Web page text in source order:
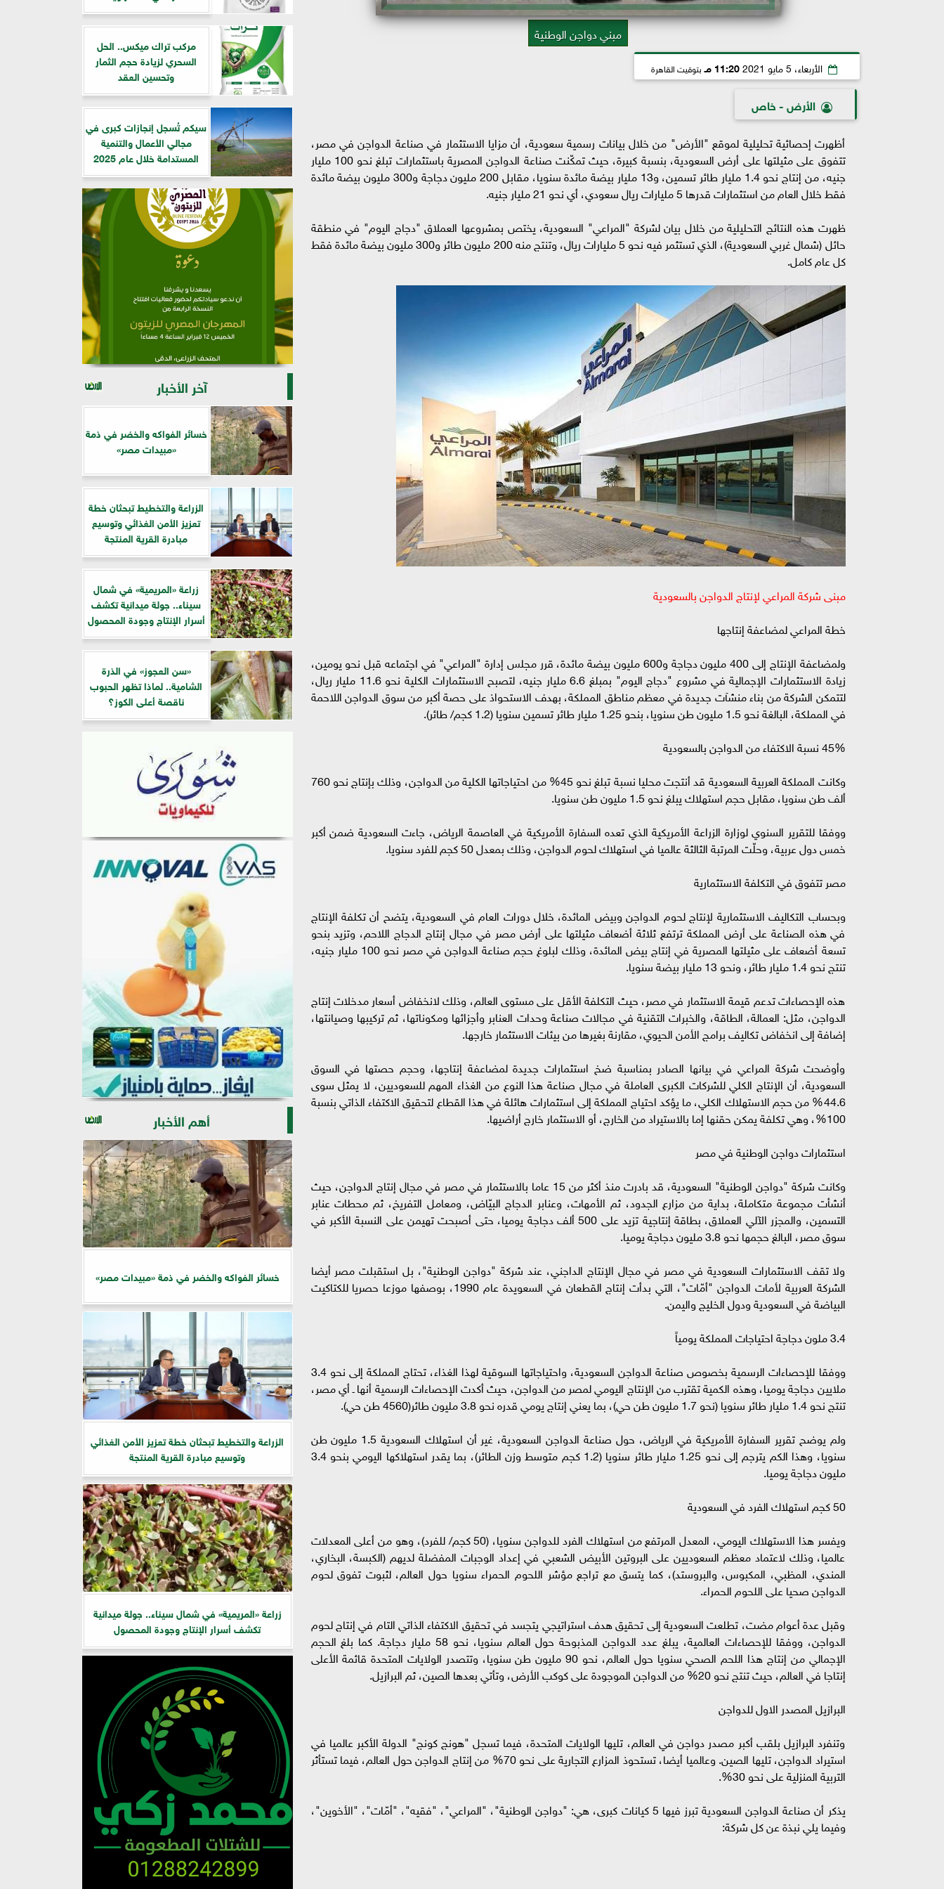
مبني دواجن الوطنية
الأربعاء، 5 مايو 2021 11:20 مـ بتوقيت القاهرة
الأرض - خاص
أظهرت إحصائية تحليلية لموقع "الأرض" من خلال بيانات رسمية سعودية، أن مزايا الاستثمار في صناعة الدواجن في مصر،
تتفوق على مثيلتها على أرض السعودية، بنسبة كبيرة، حيث تمكّنت صناعة الدواجن المصرية باستثمارات تبلغ نحو 100 مليار
جنيه، من إنتاج نحو 1.4 مليار طائر تسمين، و13 مليار بيضة مائدة سنويا، مقابل 200 مليون دجاجة و300 مليون بيضة مائدة
فقط خلال العام من استثمارات قدرها 5 مليارات ريال سعودي، أي نحو 21 مليار جنيه.
ظهرت هذه النتائج التحليلية من خلال بيان لشركة "المراعي" السعودية، يختص بمشروعها العملاق "دجاج اليوم" في منطقة
حائل (شمال غربي السعودية)، الذي تستثمر فيه نحو 5 مليارات ريال، وتنتج منه 200 مليون طائر و300 مليون بيضة مائدة فقط
كل عام كامل.
مبنى شركة المراعي لإنتاج الدواجن بالسعودية
خطة المراعي لمضاعفة إنتاجها
ولمضاعفة الإنتاج إلى 400 مليون دجاجة و600 مليون بيضة مائدة، قرر مجلس إدارة "المراعي" في اجتماعه قبل نحو يومين،
زيادة الاستثمارات الإجمالية في مشروع "دجاج اليوم" بمبلغ 6.6 مليار جنيه، لتصبح الاستثمارات الكلية نحو 11.6 مليار ريال،
لتتمكن الشركة من بناء منشآت جديدة في معظم مناطق المملكة، بهدف الاستحواذ على حصة أكبر من سوق الدواجن اللاحمة
في المملكة، البالغة نحو 1.5 مليون طن سنويا، بنحو 1.25 مليار طائر تسمين سنويا (1.2 كجم/ طائر).
45% نسبة الاكتفاء من الدواجن بالسعودية
وكانت المملكة العربية السعودية قد أنتجت محليا نسبة تبلغ نحو 45% من احتياجاتها الكلية من الدواجن، وذلك بإنتاج نحو 760
ألف طن سنويا، مقابل حجم استهلاك يبلغ نحو 1.5 مليون طن سنويا.
ووفقا للتقرير السنوي لوزارة الزراعة الأمريكية الذي تعده السفارة الأمريكية في العاصمة الرياض، جاءت السعودية ضمن أكبر
خمس دول عربية، وحلّت المرتبة الثالثة عالميا في استهلاك لحوم الدواجن، وذلك بمعدل 50 كجم للفرد سنويا.
مصر تتفوق في التكلفة الاستثمارية
وبحساب التكاليف الاستثمارية لإنتاج لحوم الدواجن وبيض المائدة، خلال دورات العام في السعودية، يتضح أن تكلفة الإنتاج
في هذه الصناعة على أرض المملكة ترتفع ثلاثة أضعاف مثيلتها على أرض مصر في مجال إنتاج الدجاج اللاحم، وتزيد بنحو
تسعة أضعاف على مثيلتها المصرية في إنتاج بيض المائدة، وذلك لبلوغ حجم صناعة الدواجن في مصر نحو 100 مليار جنيه،
تنتج نحو 1.4 مليار طائر، ونحو 13 مليار بيضة سنويا.
هذه الإحصاءات تدعم قيمة الاستثمار في مصر، حيث التكلفة الأقل على مستوى العالم، وذلك لانخفاض أسعار مدخلات إنتاج
الدواجن، مثل: العمالة، الطاقة، والخبرات التقنية في مجالات صناعة وحدات العنابر وأجزائها ومكوناتها، ثم تركيبها وصيانتها،
إضافة إلى انخفاض تكاليف برامج الأمن الحيوي، مقارنة بغيرها من بيئات الاستثمار خارجها.
وأوضحت شركة المراعي في بيانها الصادر بمناسبة ضخ استثمارات جديدة لمضاعفة إنتاجها، وحجم حصتها في السوق
السعودية، أن الإنتاج الكلي للشركات الكبرى العاملة في مجال صناعة هذا النوع من الغذاء المهم للسعوديين، لا يمثل سوى
44.6% من حجم الاستهلاك الكلي، ما يؤكد احتياج المملكة إلى استثمارات هائلة في هذا القطاع لتحقيق الاكتفاء الذاتي بنسبة
100%، وهي تكلفة يمكن حقنها إما بالاستيراد من الخارج، أو الاستثمار خارج أراضيها.
استثمارات دواجن الوطنية في مصر
وكانت شركة "دواجن الوطنية" السعودية، قد بادرت منذ أكثر من 15 عاما بالاستثمار في مصر في مجال إنتاج الدواجن، حيث
أنشأت مجموعة متكاملة، بداية من مزارع الجدود، ثم الأمهات، وعنابر الدجاج البيّاض، ومعامل التفريخ، ثم محطات عنابر
التسمين، والمجزر الآلي العملاق، بطاقة إنتاجية تزيد على 500 ألف دجاجة يوميا، حتى أصبحت تهيمن على النسبة الأكبر في
سوق مصر، البالغ حجمها نحو 3.8 مليون دجاجة يوميا.
ولا تقف الاستثمارات السعودية في مصر في مجال الإنتاج الداجني، عند شركة "دواجن الوطنية"، بل استقبلت مصر أيضا
الشركة العربية لأمات الدواجن "أمّات"، التي بدأت إنتاج القطعان في السعويدة عام 1990، بوصفها موزعا حصريا للكتاكيت
البياضة في السعودية ودول الخليج واليمن.
3.4 ملون دجاجة احتياجات المملكة يومياً
ووفقا للإحصاءات الرسمية بخصوص صناعة الدواجن السعودية، واحتياجاتها السوقية لهذا الغذاء، تحتاج المملكة إلى نحو 3.4
ملايين دجاجة يوميا، وهذه الكمية تقترب من الإنتاج اليومي لمصر من الدواجن، حيث أكدت الإحصاءات الرسمية أنها ـ أي مصر،
تنتج نحو 1.4 مليار طائر سنويا (نحو 1.7 مليون طن حي)، بما يعني إنتاج يومي قدره نحو 3.8 مليون طائر(4560 طن حي).
ولم يوضح تقرير السفارة الأمريكية في الرياض، حول صناعة الدواجن السعودية، غير أن استهلاك السعودية 1.5 مليون طن
سنويا، وهذا الكم يترجم إلى نحو 1.25 مليار طائر سنويا (1.2 كجم متوسط وزن الطائر)، بما يقدر استهلاكها اليومي بنحو 3.4
مليون دجاجة يوميا.
50 كجم استهلاك الفرد في السعودية
ويفسر هذا الاستهلاك اليومي، المعدل المرتفع من استهلاك الفرد للدواجن سنويا، (50 كجم/ للفرد)، وهو من أعلى المعدلات
عالميا، وذلك لاعتماد معظم السعوديين على البروتين الأبيض الشعبي في إعداد الوجبات المفضلة لديهم (الكبسة، البخاري،
المندي، المظبي، المكبوس، والبروستد)، كما يتسق مع تراجع مؤشر اللحوم الحمراء سنويا حول العالم، لثبوت تفوق لحوم
الدواجن صحيا على اللحوم الحمراء.
وقبل عدة أعوام مضت، تطلعت السعودية إلى تحقيق هدف استراتيجي يتجسد في تحقيق الاكتفاء الذاتي التام في إنتاج لحوم
الدواجن، ووفقا للإحصاءات العالمية، يبلغ عدد الدواجن المذبوحة حول العالم سنويا، نحو 58 مليار دجاجة. كما بلغ الحجم
الإجمالي من إنتاج هذا اللحم الصحي سنويا حول العالم، نحو 90 مليون طن سنويا، وتتصدر الولايات المتحدة قائمة الأعلى
إنتاجا في العالم، حيث تنتج نحو 20% من الدواجن الموجودة على كوكب الأرض، وتأتي بعدها الصين، ثم البرازيل.
البرازيل المصدر الاول للدواجن
وتنفرد البرازيل بلقب أكبر مصدر دواجن في العالم، تليها الولايات المتحدة، فيما تسجل "هونج كونج" الدولة الأكبر عالميا في
استيراد الدواجن، تليها الصين. وعالميا أيضا، تستحوذ المزارع التجارية على نحو 70% من إنتاج الدواجن حول العالم، فيما تستأثر
التربية المنزلية على نحو 30%.
يذكر أن صناعة الدواجن السعودية تبرز فيها 5 كيانات كبرى، هي: "دواجن الوطنية"، "المراعي"، "فقيه"، "أمّات"، "الأخوين"،
وفيما يلي نبذة عن كل شركة:
مركب تراك ميكس.. الحل
السحري لزيادة حجم الثمار
وتحسين العقد
سيكم تُسجل إنجازات كبرى في
مجالي الأعمال والتنمية
المستدامة خلال عام 2025
آخر الأخبار
خسائر الفواكه والخضر في ذمة
«مبيدات مصر»
الزراعة والتخطيط تبحثان خطة
تعزيز الأمن الغذائي وتوسيع
مبادرة القرية المنتجة
زراعة «المريمية» في شمال
سيناء.. جولة ميدانية تكشف
أسرار الإنتاج وجودة المحصول
«سن العجوز» في الذرة
الشامية.. لماذا تظهر الحبوب
ناقصة أعلى الكوز؟
أهم الأخبار
خسائر الفواكه والخضر في ذمة «مبيدات مصر»
الزراعة والتخطيط تبحثان خطة تعزيز الأمن الغذائي
وتوسيع مبادرة القرية المنتجة
زراعة «المريمية» في شمال سيناء.. جولة ميدانية
تكشف أسرار الإنتاج وجودة المحصول